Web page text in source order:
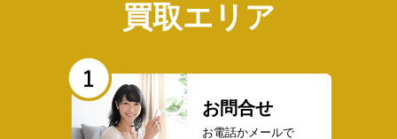
買取エリア
お問合せ
お電話かメールで